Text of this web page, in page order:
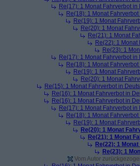
Re(17): 1 Monat Fahrverbot in
Re(18): 1 Monat
Re(19): 1 Monat
Re(20): 1 Monat
Re(21): 1 Monat
Re(22): 1 Monat
Re(23): 1
Re(17): 1 Monat Fahrverbot in
Re(18): 1 Monat
Re(19): 1 Monat
Re(20): 1 Monat
Re(15): 1 Monat Fahrverbot in
Re(16): 1 Monat Fahrverbot in
Re(16): 1 Monat Fahrverbot in
Re(17): 1 Monat Fahrverbot in
Re(18): 1 Monat
Re(19): 1 Monat
Re(20): 1 Monat
Re(21): 1 Monat
Re(22): 1
Re(23): 1
Vom Autor